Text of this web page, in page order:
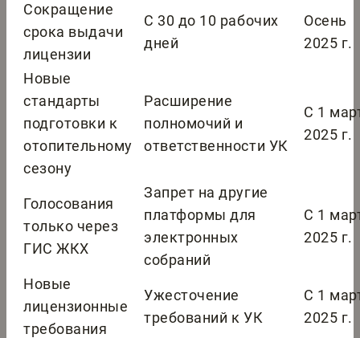
Сокращение
срока выдачи
лицензии
С 30 до 10 рабочих
дней
Осень
2025 г.
Новые
стандарты
подготовки к
отопительному
сезону
Расширение
полномочий и
ответственности УК
С 1
2025 г.
Голосования
только через
ГИС ЖКХ
Запрет на другие
платформы для
электронных
собраний
С 1
2025 г.
Новые
лицензионные
требования
Ужесточение
требований к УК
С 1
2025 г.